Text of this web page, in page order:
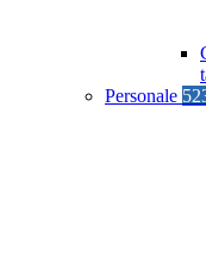
Personale